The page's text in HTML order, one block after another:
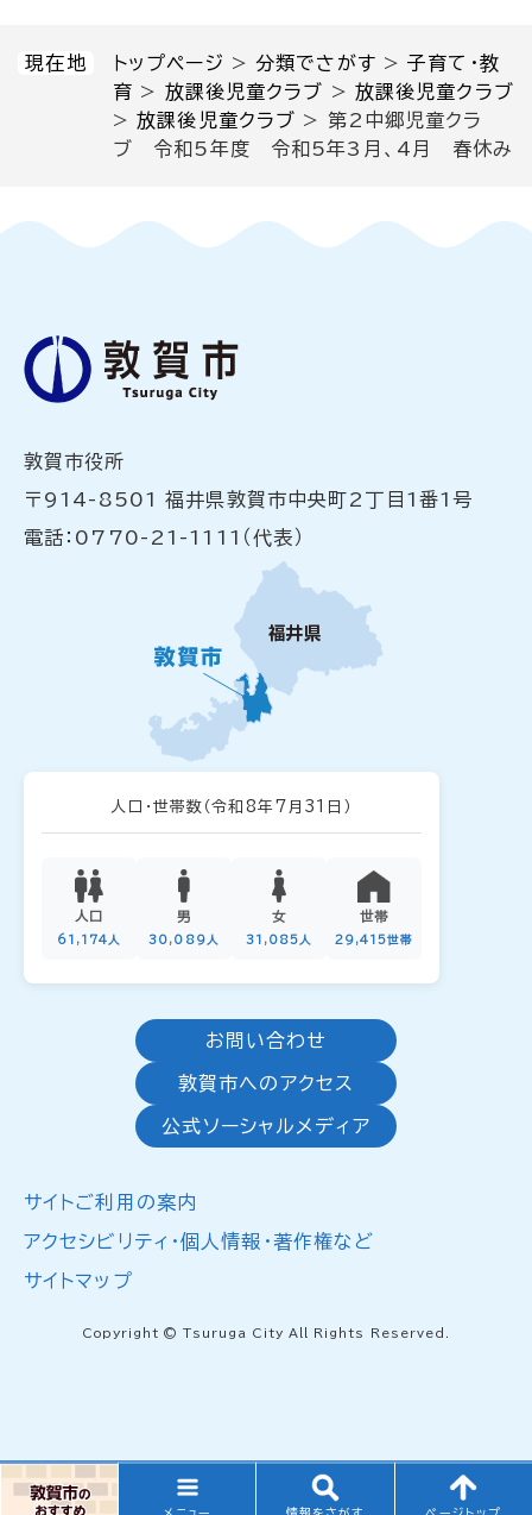
メニュー 情報をさがす ページトップ
現在地 トップページ >分類でさがす >子育て・教
育 > 放課後児童クラブ > 放課後児童クラブ
>放課後児童クラブ > 第2中郷児童クラ
ブ 令和5年度 令和5年3月、4月 春休み
敦賀市役所
〒914-8501 福井県敦賀市中央町2丁目1番1号
電話：0770-21-1111（代表）
人口・世帯数 （令和8年7月31日）
人口
61,174人
男
30,089人
女
31,085人
世帯
29,415世帯
お問い合わせ
敦賀市へのアクセス
公式ソーシャルメディア
サイトご利用の案内
アクセシビリティ・個人情報・著作権など
サイトマップ
Copyright © Tsuruga City All Rights Reserved.